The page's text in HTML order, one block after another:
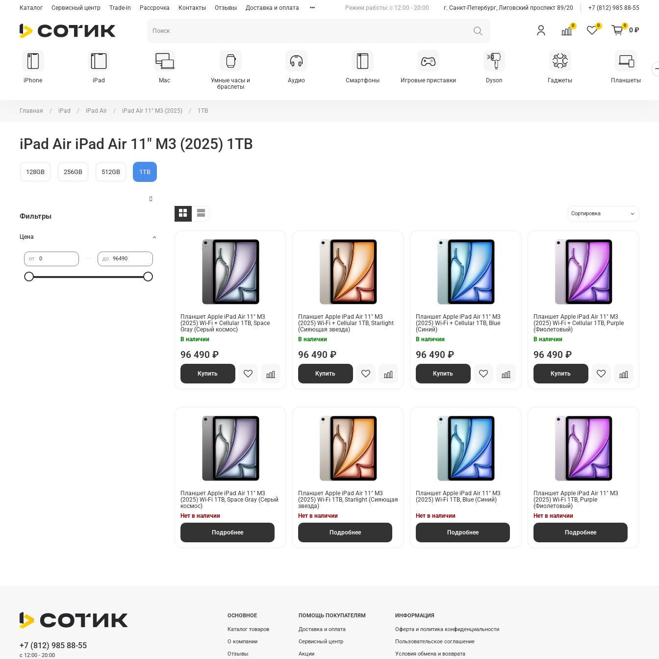
Каталог Сервисный центр Trade-in Рассрочка Контакты Отзывы Доставка и оплата Режим работы: c 12:00 - 20:00 г. Санкт-Петербург, Лиговский проспект 89/20 +7 (812) 985 88-55
0 0 0
0 ₽
iPhone iPad Mac
Умные часы и
браслеты
Аудио Смартфоны Игровые приставки Dyson Гаджеты Планшеты
Главная iPad iPad Air iPad Air 11" M3 (2025) 1TB
iPad Air iPad Air 11" M3 (2025) 1TB
128GB 256GB 512GB 1TB
Планшет Apple iPad Air 11" M3
(2025) Wi-Fi + Cellular 1TB, Space
Gray (Серый космос)
В наличии
96 490 ₽
Купить
Планшет Apple iPad Air 11" M3
(2025) Wi-Fi + Cellular 1TB, Starlight
(Сияющая звезда)
В наличии
96 490 ₽
Купить
Планшет Apple iPad Air 11" M3
(2025) Wi-Fi + Cellular 1TB, Blue
(Синий)
В наличии
96 490 ₽
Купить
Планшет Apple iPad Air 11" M3
(2025) Wi-Fi + Cellular 1TB, Purple
(Фиолетовый)
В наличии
96 490 ₽
Купить
Планшет Apple iPad Air 11" M3
(2025) Wi-Fi 1TB, Space Gray (Серый
космос)
Нет в наличии
Подробнее
Планшет Apple iPad Air 11" M3
(2025) Wi-Fi 1TB, Starlight (Сияющая
звезда)
Нет в наличии
Подробнее
Планшет Apple iPad Air 11" M3
(2025) Wi-Fi 1TB, Blue (Синий)
Нет в наличии
Подробнее
Планшет Apple iPad Air 11" M3
(2025) Wi-Fi 1TB, Purple
(Фиолетовый)
Нет в наличии
Подробнее
Фильтры
Цена
от до
ОСНОВНОЕ
Каталог товаров
О компании
Отзывы
ПОМОЩЬ ПОКУПАТЕЛЯМ
Доставка и оплата
Сервисный центр
Акции
ИНФОРМАЦИЯ
Оферта и политика конфиденциальности
Пользовательское соглашение
Условия обмена и возврата
+7 (812) 985 88-55
c 12:00 - 20:00